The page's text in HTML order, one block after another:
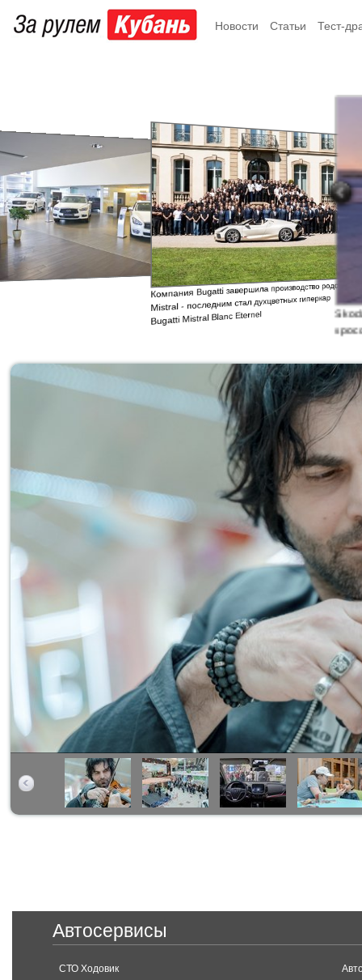
Новости Статьи Тест-
Компания Bugatti завершила производство родстера
Mistral - последним стал духцветных гиперкар
Bugatti Mistral Blanc Eternel
Автосервисы
СТО Ходовик